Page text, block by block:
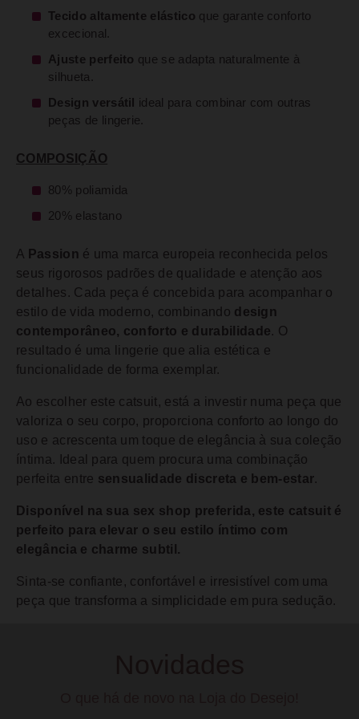
Tecido altamente elástico que garante conforto
excecional.
Ajuste perfeito que se adapta naturalmente à
silhueta.
Design versátil
ideal para combinar com outras
peças de lingerie.
COMPOSIÇÃO
80% poliamida
20% elastano
A Passion é uma marca europeia reconhecida pelos
seus rigorosos padrões de qualidade e atenção aos
detalhes. Cada peça é concebida para acompanhar o
estilo de vida moderno, combinando design
contemporâneo, conforto e durabilidade. O
resultado é uma lingerie que alia estética e
funcionalidade de forma exemplar.
Ao escolher este catsuit, está a investir numa peça que
valoriza o seu corpo, proporciona conforto ao longo do
uso e acrescenta um toque de elegância à sua coleção
íntima. Ideal para quem procura uma combinação
perfeita entre sensualidade discreta e bem-estar.
Disponível na sua sex shop preferida, este catsuit é
perfeito para elevar o seu estilo íntimo com
elegância e charme subtil.
Sinta-se confiante, confortável e irresistível com uma
peça que transforma a simplicidade em pura sedução.